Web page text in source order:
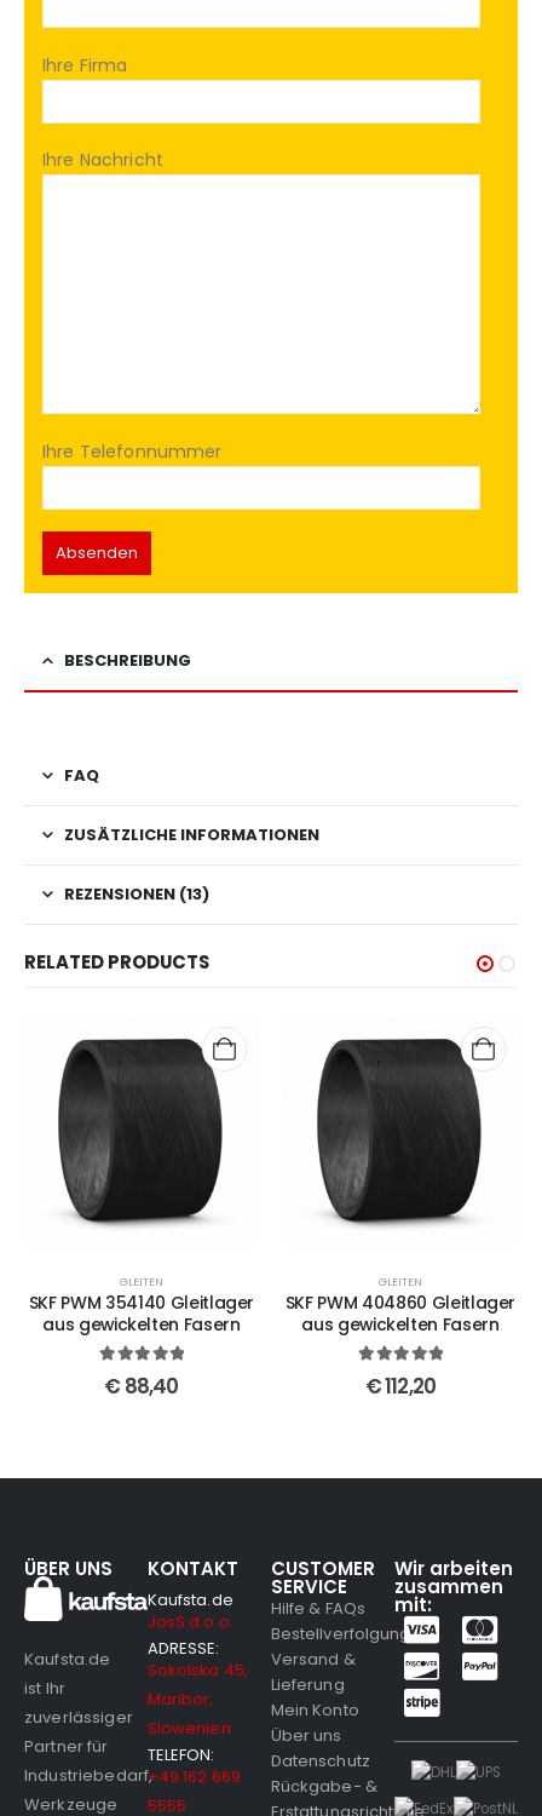
Ihre Firma
Ihre Nachricht
Ihre Telefonnummer
BESCHREIBUNG
FAQ
ZUSÄTZLICHE INFORMATIONEN
REZENSIONEN (13)
RELATED PRODUCTS
GLEITEN
SKF PWM 404860 Gleitlager
aus gewickelten Fasern
5out of 5
€112,20
GLEITEN
SKF PWM 455340 Gleitlager
aus gewickelten Fasern
5out of 5
€91,80
ÜBER UNS
Kaufsta.de
ist Ihr
zuverlässiger
Partner für
Industriebedarf,
Werkzeuge
KONTAKT
Kaufsta.de
JosS d.o.o.
ADRESSE:
Sokolska 45,
Maribor,
Slowenien
TELEFON:
+49 162 669
5555
CUSTOMER
SERVICE
Hilfe & FAQs
Bestellverfolgung
Versand &
Lieferung
Mein Konto
Über uns
Datenschutz
Rückgabe- &
Wir arbeiten
zusammen
mit: